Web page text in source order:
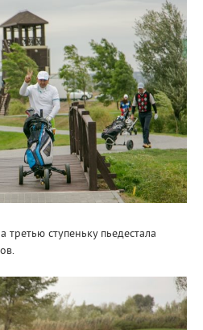
третью ступеньку пьедестала